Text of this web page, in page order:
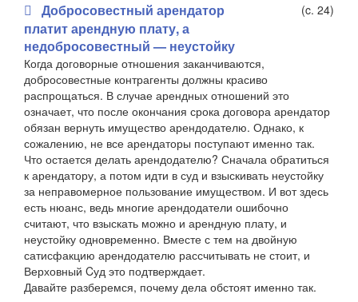
Добросовестный арендатор
платит арендную плату, а
недобросовестный — неустойку
(c. 24)
Когда договорные отношения заканчиваются,
добросовестные контрагенты должны красиво
распрощаться. В случае арендных отношений это
означает, что после окончания срока договора арендатор
обязан вернуть имущество арендодателю. Однако, к
сожалению, не все арендаторы поступают именно так.
Что остается делать арендодателю? Сначала обратиться
к арендатору, а потом идти в суд и взыскивать неустойку
за неправомерное пользование имуществом. И вот здесь
есть нюанс, ведь многие арендодатели ошибочно
считают, что взыскать можно и арендную плату, и
неустойку одновременно. Вместе с тем на двойную
сатисфакцию арендодателю рассчитывать не стоит, и
Верховный Cуд это подтверждает.
Давайте разберемся, почему дела обстоят именно так.